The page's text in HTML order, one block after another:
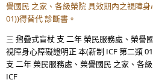
譽國民 之家、各級榮院 具效期內之視障
01))得替代 診斷書。
三 摺疊式盲杖 支 二年 榮民服務處、榮譽
視障身心障礙證明正 本(新制 ICF 第二類
支 二年 榮民服務處、榮譽國民 之家、各
ICF